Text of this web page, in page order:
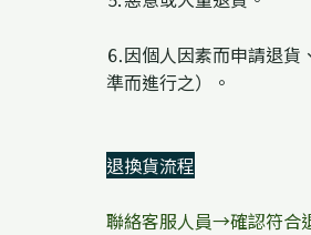
⒍因個人因素而申請退貨
準而進行之）。
退換貨流程
聯絡客服人員→確認符合